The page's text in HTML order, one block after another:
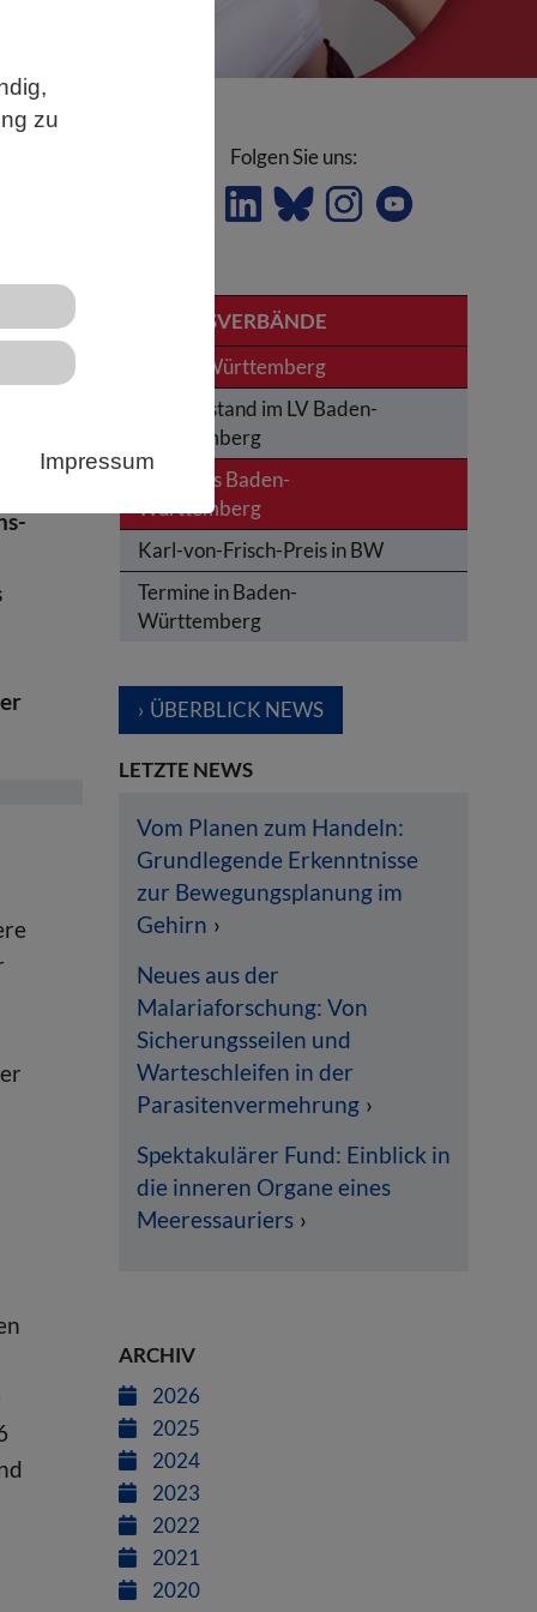
zu
Impressum
Folgen Sie uns:
LANDESVERBÄNDE
Baden-Württemberg
Der Vorstand im LV Baden-
Württemberg
News aus Baden-
Württemberg
Karl-von-Frisch-Preis in BW
Termine in Baden-
Württemberg
ÜBERBLICK NEWS
LETZTE NEWS
Vom Planen zum Handeln:
Grundlegende Erkenntnisse
zur Bewegungsplanung im
Gehirn
Neues aus der
Malariaforschung: Von
Sicherungsseilen und
Warteschleifen in der
Parasitenvermehrung
Spektakulärer Fund: Einblick in
die inneren Organe eines
Meeressauriers
ARCHIV
2026
2025
2024
2023
2022
2021
2020